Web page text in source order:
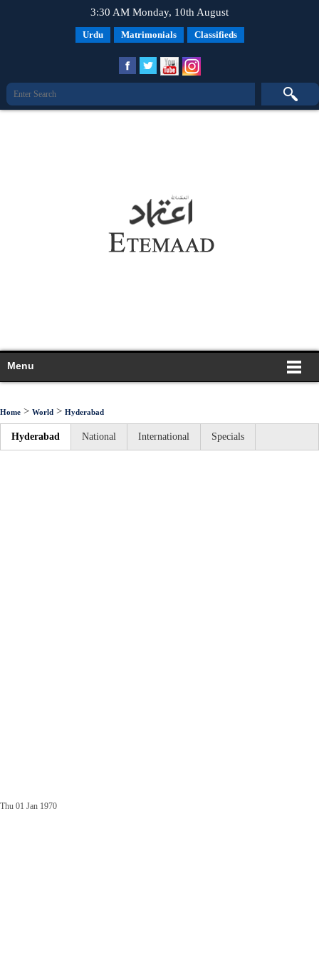
3:30 AM Monday, 10th August
Urdu Matrimonials Classifieds
Menu
Home > World > Hyderabad
Hyderabad National International Specials
Thu 01 Jan 1970